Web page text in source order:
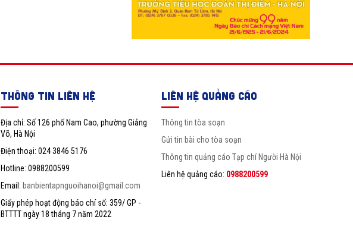
THÔNG TIN LIÊN HỆ
Địa chỉ: Số 126 phố Nam Cao, phường Giảng
Võ, Hà Nội
Điện thoại: 024 3846 5176
Hotline: 0988200599
Email: banbientapnguoihanoi@gmail.com
Giấy phép hoạt động báo chí số: 359/ GP -
BTTTT ngày 18 tháng 7 năm 2022
LIÊN HỆ QUẢNG CÁO
Thông tin tòa soạn
Gửi tin bài cho tòa soạn
Thông tin quảng cáo Tạp chí Người Hà Nội
Liên hệ quảng cáo: 0988200599